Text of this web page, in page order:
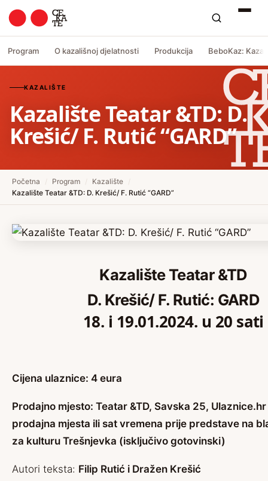
Program O kazališnoj djelatnosti Produkcija BeboKaz:
KAZALIŠTE
Kazalište Teatar &TD: D.
Krešić/ F. Rutić “GARD”
Početna Program Kazalište
Kazalište Teatar &TD: D. Krešić/ F. Rutić “GARD”
Kazalište Teatar &TD
D. Krešić/ F. Rutić: GARD
18. i 19.01.2024. u 20 sati
Cijena ulaznice: 4 eura
Prodajno mjesto: Teatar &TD, Savska 25, Ulaznice.hr
prodajna mjesta ili sat vremena prije predstave na
za kulturu Trešnjevka (isključivo gotovinski)
Autori teksta: Filip Rutić i Dražen Krešić